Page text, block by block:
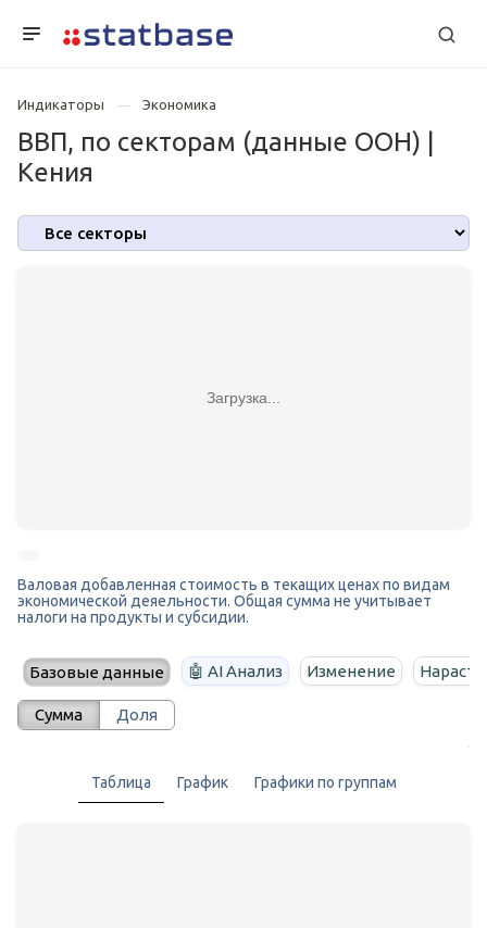
Индикаторы Экономика
ВВП, по секторам (данные ООН) |
Кения
Загрузка...
Валовая добавленная стоимость в текащих ценах по видам
экономической деяельности. Общая сумма не учитывает
налоги на продукты и субсидии.
Базовые данные 🤖 AI Анализ Изменение
Сумма Доля
Таблица График Графики по группам